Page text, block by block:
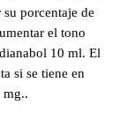
porcentaje de
el tono
10 ml. El
si se tiene en
mg..